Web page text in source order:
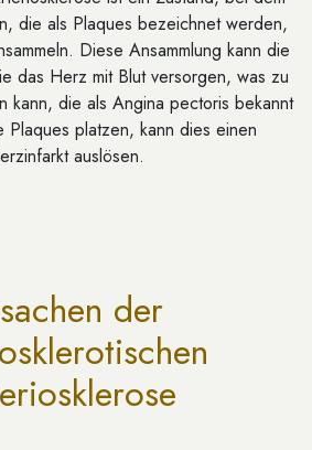
die als Plaques bezeichnet werden,
Diese Ansammlung kann die
das Herz mit Blut versorgen, was zu
kann, die als Angina pectoris bekannt
Plaques platzen, kann dies einen
auslösen.
der